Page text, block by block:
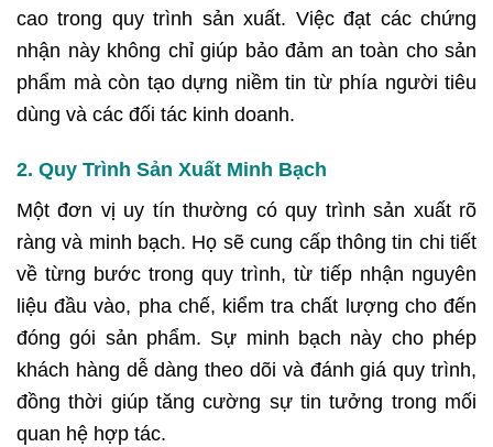
cao trong quy trình sản xuất. Việc đạt các chứng
nhận này không chỉ giúp bảo đảm an toàn cho sản
phẩm mà còn tạo dựng niềm tin từ phía người tiêu
dùng và các đối tác kinh doanh.
2. Quy Trình Sản Xuất Minh Bạch
Một đơn vị uy tín thường có quy trình sản xuất rõ
ràng và minh bạch. Họ sẽ cung cấp thông tin chi tiết
về từng bước trong quy trình, từ tiếp nhận nguyên
liệu đầu vào, pha chế, kiểm tra chất lượng cho đến
đóng gói sản phẩm. Sự minh bạch này cho phép
khách hàng dễ dàng theo dõi và đánh giá quy trình,
đồng thời giúp tăng cường sự tin tưởng trong mối
quan hệ hợp tác.